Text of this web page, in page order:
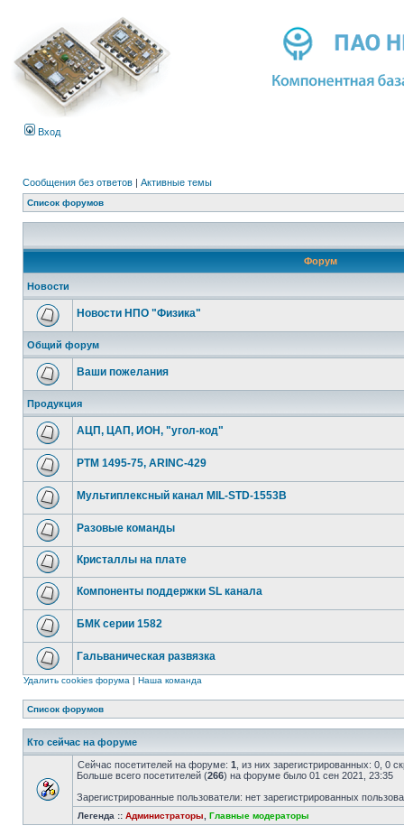
Вход
Сообщения без ответов | Активные темы
Список форумов
Форум
Новости
Новости НПО "Физика"
Общий форум
Ваши пожелания
Продукция
АЦП, ЦАП, ИОН, "угол-код"
РТМ 1495-75, ARINC-429
Мультиплексный канал MIL-STD-1553B
Разовые команды
Кристаллы на плате
Компоненты поддержки SL канала
БМК серии 1582
Гальваническая развязка
Удалить cookies форума | Наша команда
Список форумов
Кто сейчас на форуме
Сейчас посетителей на форуме: 1 , из них зарегистрированных: 0, 0
Больше всего посетителей (266) на форуме было 01 сен 2021, 23:35
Зарегистрированные пользователи: нет зарегистрированных
Легенда :: Администраторы Главные модераторы